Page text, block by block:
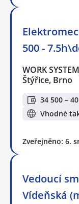
500 -
WORK
Štýřice, Brno
34 500 –
Vhodné
Zveřejněno: 6.
Vedoucí
Vídeňská